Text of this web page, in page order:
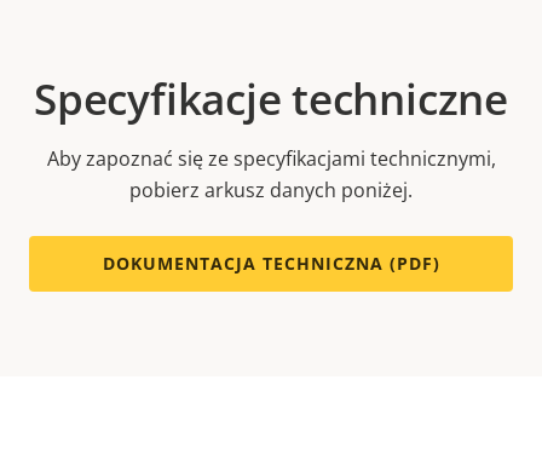
Specyfikacje techniczne
Aby zapoznać się ze specyfikacjami technicznymi,
pobierz arkusz danych poniżej.
DOKUMENTACJA TECHNICZNA (PDF)